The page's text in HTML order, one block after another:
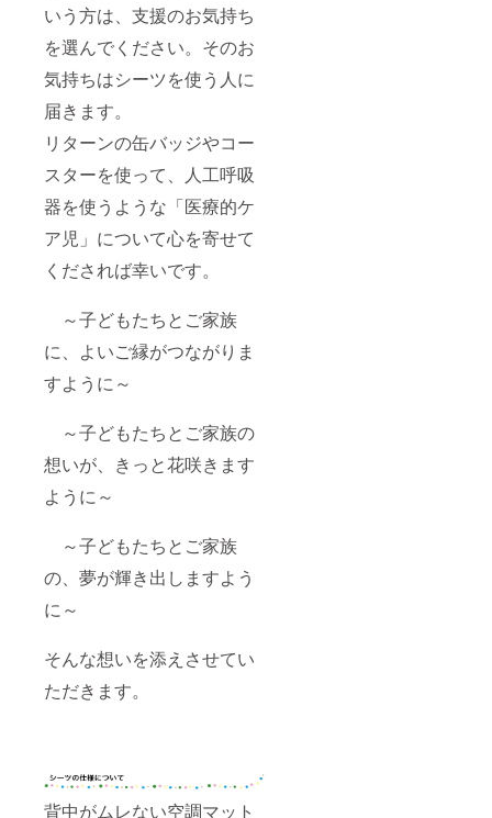
いう方は、支援のお気持ち
を選んでください。そのお
気持ちはシーツを使う人に
届きます。
リターンの缶バッジやコー
スターを使って、人工呼吸
器を使うような「医療的ケ
ア児」について心を寄せて
くだされば幸いです。
～子どもたちとご家族
に、よいご縁がつながりま
すように～
～子どもたちとご家族の
想いが、きっと花咲きます
ように～
～子どもたちとご家族
の、夢が輝き出しますよう
に～
そんな想いを添えさせてい
ただきます。
背中がムレない空調マット